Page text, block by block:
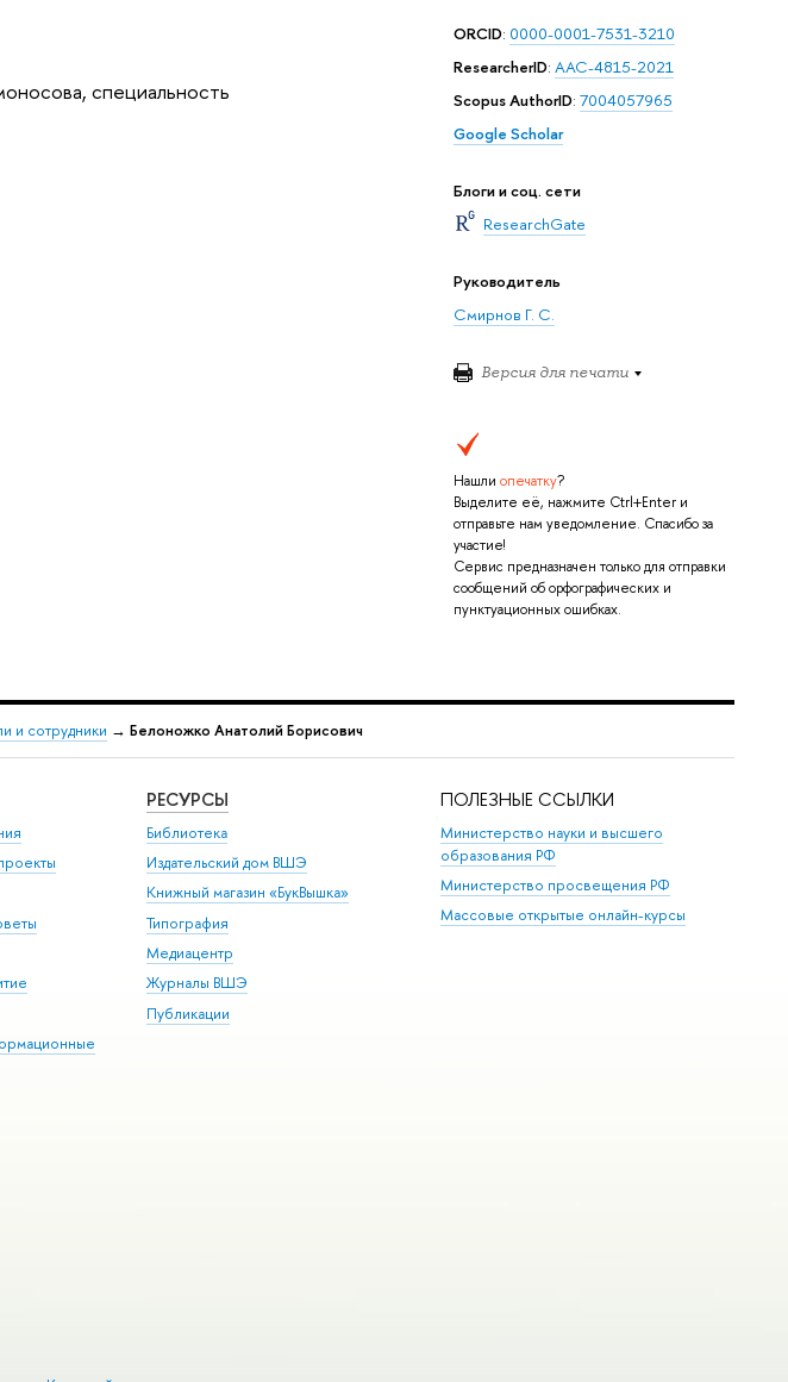
ORCID: 0000-0001-7531-3210
ResearcherID: AAC-4815-2021
Scopus AuthorID: 7004057965
Google Scholar
Блоги и соц. сети
ResearchGate
Руководитель
Смирнов Г. С.
Версия для печати
Нашли опечатку?
Выделите её, нажмите Ctrl+Enter и
отправьте нам уведомление. Спасибо за
участие!
Сервис предназначен только для отправки
сообщений об орфографических и
пунктуационных ошибках.
специальность
и сотрудники → Белоножко Анатолий Борисович
РЕСУРСЫ
Библиотека
Издательский дом ВШЭ
Книжный магазин «БукВышка»
Типография
Медиацентр
Журналы ВШЭ
Публикации
ПОЛЕЗНЫЕ ССЫЛКИ
Министерство науки и высшего
образования РФ
Министерство просвещения РФ
Массовые открытые онлайн-курсы